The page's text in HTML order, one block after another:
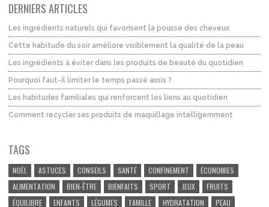
DERNIERS ARTICLES
Les ingrédients naturels qui favorisent la pousse des cheveux
Cette habitude du soir améliore visiblement la qualité de la peau
Les ingrédients à éviter dans les produits de beauté du quotidien
Pourquoi faut-il limiter le temps passé assis ?
Les habitudes familiales qui renforcent les liens au quotidien
Comment recycler ses produits de maquillage intelligemment
TAGS
NOËL ASTUCES CONSEILS SANTÉ CONFINEMENT
ÉCONOMIES
ALIMENTATION
BIEN-ÊTRE BIENFAITS SPORT JEUX
FRUITS
ÉQUILIBRE
ENFANTS LÉGUMES FAMILLE HYDRATATION PEAU